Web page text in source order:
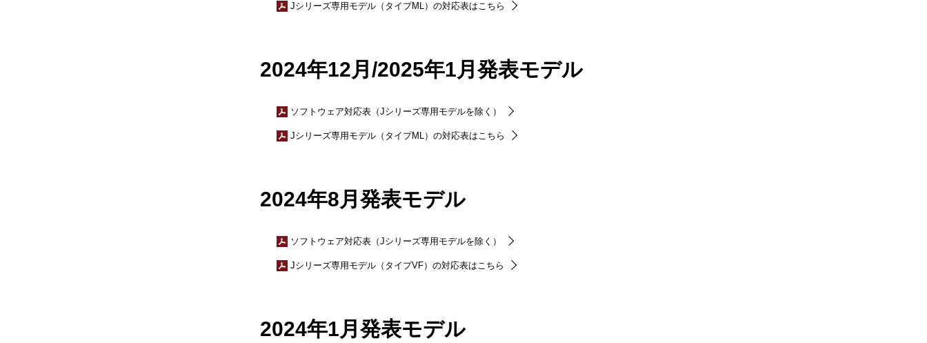
Jシリーズ専用モデル（タイプML）の対応表はこちら
2024年12月/2025年1月発表モデル
ソフトウェア対応表（Jシリーズ専用モデルを除く）
Jシリーズ専用モデル（タイプML）の対応表はこちら
2024年8月発表モデル
ソフトウェア対応表（Jシリーズ専用モデルを除く）
Jシリーズ専用モデル（タイプVF）の対応表はこちら
2024年1月発表モデル